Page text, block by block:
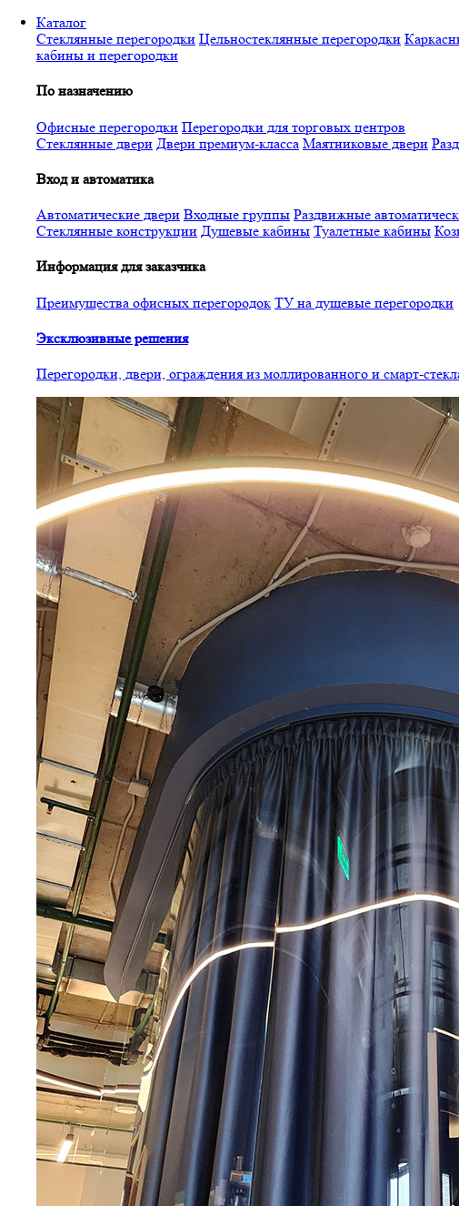
Перейти
основному
Каталог
Стеклянные перегородки Цельностеклянные перегородки
кабины и перегородки
По назначению
Офисные перегородки Перегородки для торговых центров
Стеклянные двери Двери премиум-класса Маятниковые двери
Вход и автоматика
Автоматические двери Входные группы Раздвижные
Стеклянные конструкции Душевые кабины Туалетные кабины
Информация для заказчика
Преимущества офисных перегородок ТУ на душевые перегородки
Эксклюзивные решения
Перегородки, двери, ограждения из моллированного и смарт-